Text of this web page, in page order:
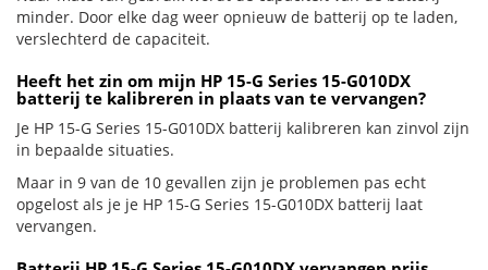
minder. Door elke dag weer opnieuw de batterij op te laden,
verslechterd de capaciteit.
Heeft het zin om mijn HP 15-G Series 15-G010DX
batterij te kalibreren in plaats van te vervangen?
Je HP 15-G Series 15-G010DX batterij kalibreren kan zinvol zijn
in bepaalde situaties.
Maar in 9 van de 10 gevallen zijn je problemen pas echt
opgelost als je je HP 15-G Series 15-G010DX batterij laat
vervangen.